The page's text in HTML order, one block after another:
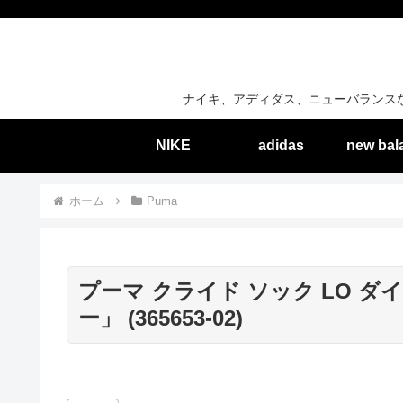
ナイキ、アディダス、ニューバラン
NIKE adidas new
ホーム Puma
プーマ クライド ソック LO ダ
ー」 (365653-02)